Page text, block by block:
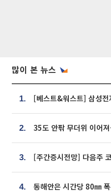
많이 본 뉴스
1.
2.
3.
4.